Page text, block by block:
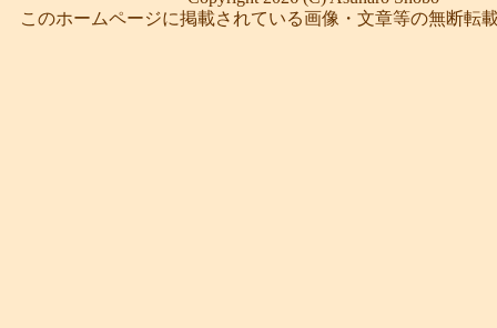
このホームページに掲載されている画像・文章等の無断転